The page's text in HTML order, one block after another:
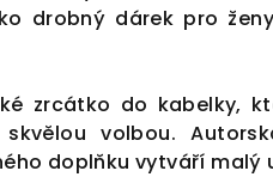
drobný dárek pro
zrcátko do kabelky,
volbou.
doplňku vytváří malý